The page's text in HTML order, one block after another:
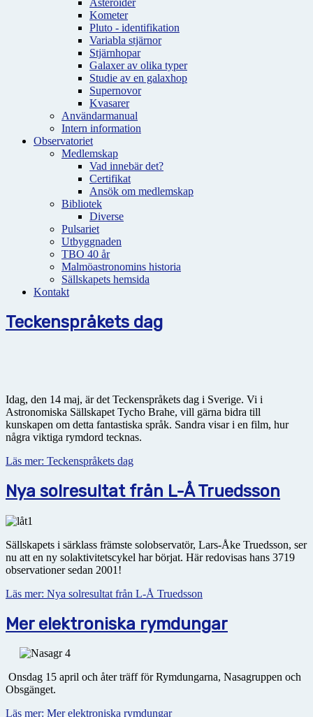
Asteroider
Kometer
Pluto - identifikation
Variabla stjärnor
Stjärnhopar
Galaxer av olika typer
Studie av en galaxhop
Supernovor
Kvasarer
Användarmanual
Intern information
Observatoriet
Medlemskap
Vad innebär det?
Certifikat
Ansök om medlemskap
Bibliotek
Diverse
Pulsariet
Utbyggnaden
TBO 40 år
Malmöastronomins historia
Sällskapets hemsida
Kontakt
Teckenspråkets dag
Idag, den 14 maj, är det Teckenspråkets dag i Sverige. Vi i
Astronomiska Sällskapet Tycho Brahe, vill gärna bidra till
kunskapen om detta fantastiska språk. Sandra visar i en film, hur
några viktiga rymdord tecknas.
Läs mer: Teckenspråkets dag
Nya solresultat från L-Å Truedsson
Sällskapets i särklass främste solobservatör, Lars-Åke Truedsson, ser
nu att en ny solaktivitetscykel har börjat. Här redovisas hans 3719
observationer sedan 2001!
Läs mer: Nya solresultat från L-Å Truedsson
Mer elektroniska rymdungar
Onsdag 15 april och åter träff för Rymdungarna, Nasagruppen och
Obsgänget.
Läs mer: Mer elektroniska rymdungar